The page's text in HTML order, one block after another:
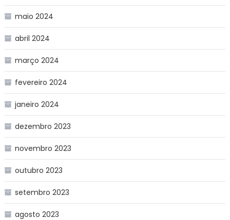
maio 2024
abril 2024
março 2024
fevereiro 2024
janeiro 2024
dezembro 2023
novembro 2023
outubro 2023
setembro 2023
agosto 2023